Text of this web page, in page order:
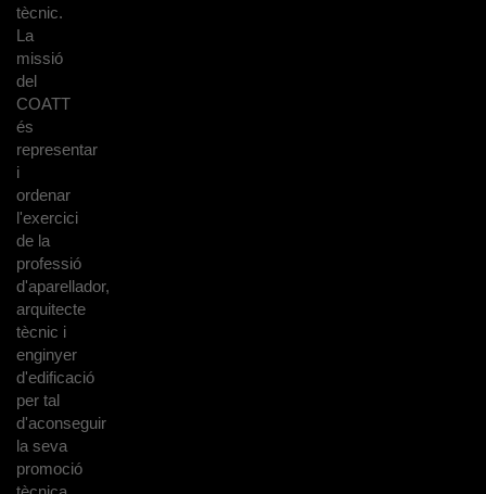
tècnic.
La
missió
del
COATT
és
representar
i
ordenar
l'exercici
de la
professió
d'aparellador,
arquitecte
tècnic i
enginyer
d'edificació
per tal
d'aconseguir
la seva
promoció